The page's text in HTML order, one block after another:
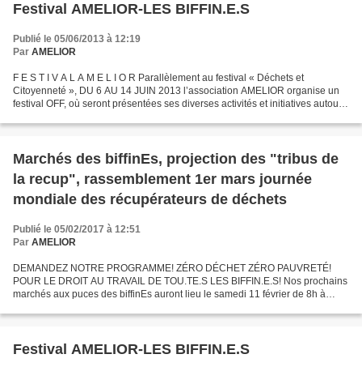
Festival AMELIOR-LES BIFFIN.E.S
Publié le 05/06/2013 à 12:19
Par AMELIOR
F E S T I V A L A M E L I O R Parallèlement au festival « Déchets et
Citoyenneté », DU 6 AU 14 JUIN 2013 l’association AMELIOR organise un
festival OFF, où seront présentées ses diverses activités et initiatives autour
Marchés des biffinEs, projection des "tribus de
la recup", rassemblement 1er mars journée
mondiale des récupérateurs de déchets
Publié le 05/02/2017 à 12:51
Par AMELIOR
DEMANDEZ NOTRE PROGRAMME! ZÉRO DÉCHET ZÉRO PAUVRETÉ!
POUR LE DROIT AU TRAVAIL DE TOU.TE.S LES BIFFIN.E.S! Nos prochains
marchés aux puces des biffinEs auront lieu le samedi 11 février de 8h à
Festival AMELIOR-LES BIFFIN.E.S